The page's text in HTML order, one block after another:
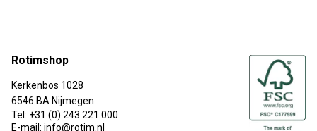
Rotimshop
Kerkenbos 1028
6546 BA Nijmegen
Tel: +31 (0) 243 221 000
E-mail: info@rotim.nl